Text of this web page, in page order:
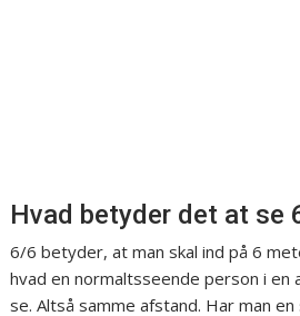
Hvad betyder det at se
6/6 betyder, at man skal ind på 6
hvad en normaltsseende person i en
se. Altså samme afstand. Har man